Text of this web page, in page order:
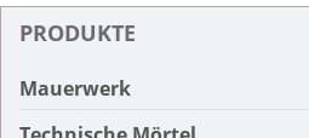
PRODUKTE
Mauerwerk